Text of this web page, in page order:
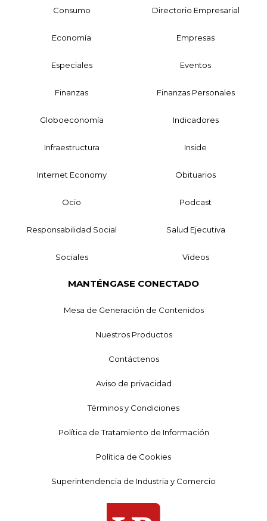
Consumo Directorio Empresarial
Economía Empresas
Especiales Eventos
Finanzas Finanzas Personales
Globoeconomía Indicadores
Infraestructura Inside
Internet Economy Obituarios
Ocio Podcast
Responsabilidad Social Salud Ejecutiva
Sociales Videos
MANTÉNGASE CONECTADO
Mesa de Generación de Contenidos
Nuestros Productos
Contáctenos
Aviso de privacidad
Términos y Condiciones
Política de Tratamiento de Información
Política de Cookies
Superintendencia de Industria y Comercio